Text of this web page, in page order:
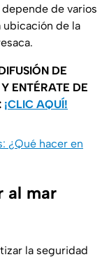
de varios
ubicación de la
DE
ENTÉRATE DE
¡CLIC AQUÍ!
¿Qué hacer en
al mar
la seguridad